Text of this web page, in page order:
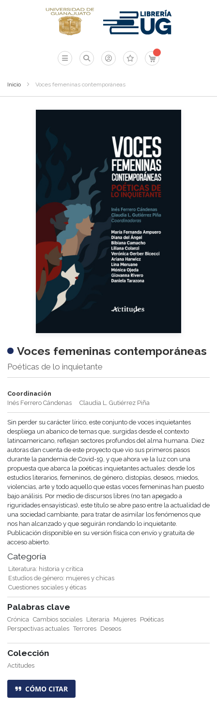
Mi carrito
Inicio Voces femeninas contemporáneas
Voces femeninas contemporáneas
Poéticas de lo inquietante
Coordinación
Inés Ferrero Cándenas
Claudia L. Gutiérrez Piña
Sin perder su carácter lírico, este conjunto de voces inquietantes
despliega un abanico de temas que, surgidas desde el contexto
latinoamericano, reflejan sectores profundos del alma humana. Diez
autoras dan cuenta de este proyecto que vio sus primeros pasos
durante la pandemia de Covid-19, y que ahora ve la luz con una
propuesta que abarca la poéticas inquietantes actuales: desde los
estudios literarios, femeninos, de género, distopías, deseos, miedos,
violencias, arte y todo aquello que estas voces femeninas han puesto
bajo análisis. Por medio de discursos libres (no tan apegado a
riguridades ensayísticas), este título se abre paso entre la actualidad de
una sociedad cambiante, para tratar de asimilar los fenómenos que
nos han alcanzado y que seguirán rondando lo inquietante.
Publicación disponible en su versión física con envío y gratuita de
acceso abierto.
Categoría
Literatura: historia y crítica
Estudios de género: mujeres y chicas
Cuestiones sociales y éticas
Palabras clave
Crónica Cambios sociales Literaria Mujeres Poéticas
Perspectivas actuales Terrores Deseos
Colección
Actitudes
CÓMO CITAR